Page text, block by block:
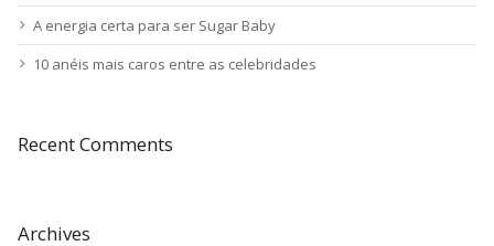
A energia certa para ser Sugar Baby
10 anéis mais caros entre as celebridades
Recent Comments
Archives